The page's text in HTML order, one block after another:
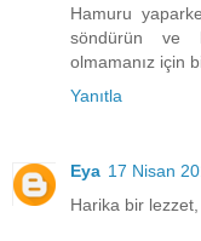
Hamuru
söndürün ve
olmamanız için
Yanıtla
Eya 17 Nisan
Harika bir